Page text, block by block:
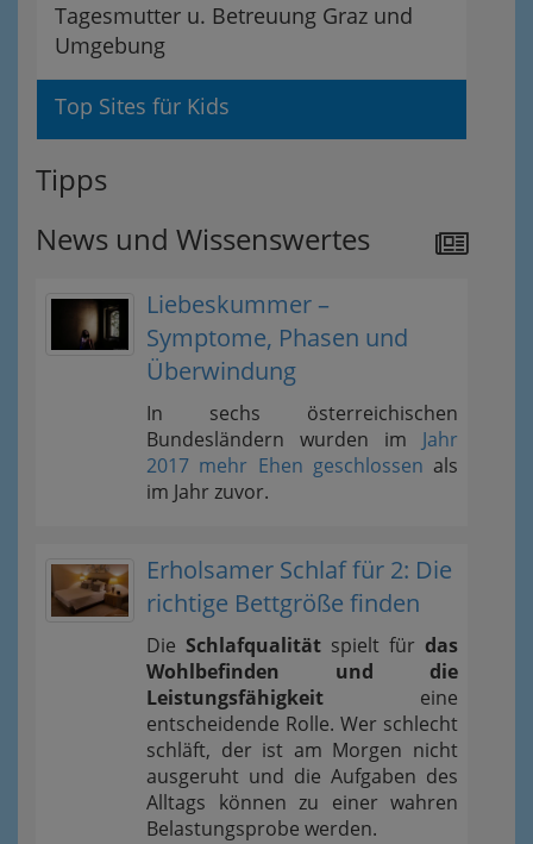
Tagesmutter u. Betreuung Graz und
Umgebung
Top Sites für Kids
Tipps
News und Wissenswertes
Liebeskummer –
Symptome, Phasen und
Überwindung
In sechs österreichischen
Bundesländern wurden im Jahr
2017 mehr Ehen geschlossen als
im Jahr zuvor.
Erholsamer Schlaf für 2: Die
richtige Bettgröße finden
Die Schlafqualität spielt für das
Wohlbefinden und die
Leistungsfähigkeit eine
entscheidende Rolle. Wer schlecht
schläft, der ist am Morgen nicht
ausgeruht und die Aufgaben des
Alltags können zu einer wahren
Belastungsprobe werden.